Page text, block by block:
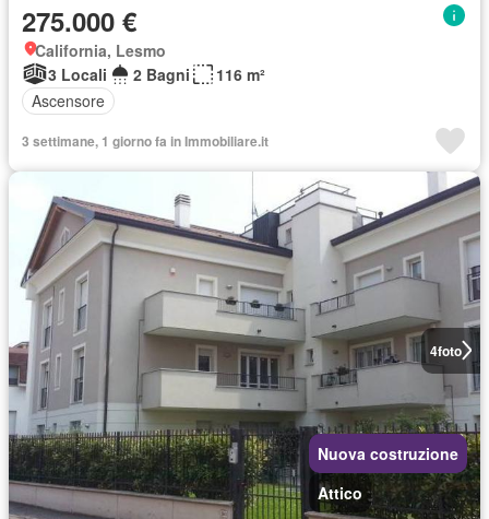
275.000 €
California, Lesmo
3 Locali
2 Bagni
116 m²
Ascensore
3 settimane, 1 giorno fa in Immobiliare.it
4foto
Nuova costruzione
Attico